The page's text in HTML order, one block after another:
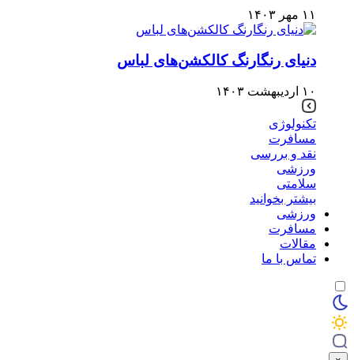
۱۱ مهر ۱۴۰۳
دنیای رنگارنگ کالکشن‌های لباس
۱۰ اردیبهشت ۱۴۰۳
تکنولوژی
مسافرت
نقد و بررسی
ورزشی
سلامتی
بیشتر بخوانید
ورزشی
مسافرت
مقالات
تماس با ما